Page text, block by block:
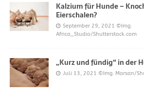
Kalzium für Hunde –
Eierschalen?
September 29, 2021 ©Img.
Africa_Studio/Shutterstock.com
„Kurz und fündig“ in der
Juli 13, 2021 ©Img. Marsan/